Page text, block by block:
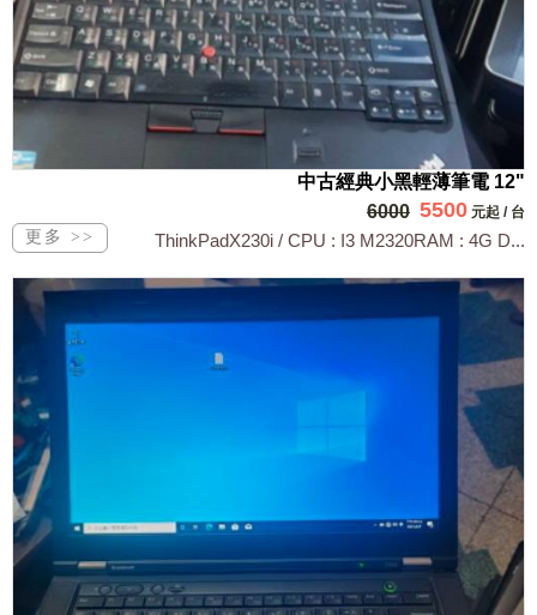
中古經典小黑輕薄筆電 12"
6000 5500 元起 / 台
ThinkPadX230i / CPU : I3 M2320RAM : 4G D...